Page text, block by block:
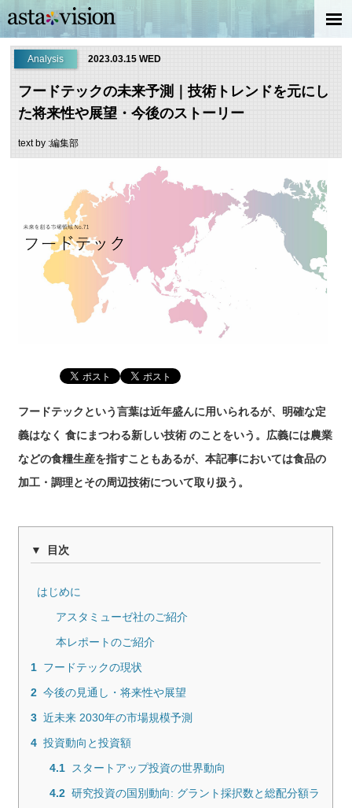
Analysis 2023.03.15 WED
フードテックの未来予測｜技術トレンドを元にし
た将来性や展望・今後のストーリー
text by :編集部
フードテックという言葉は近年盛んに用いられるが、明確な定
義はなく食にまつわる新しい技術 のことをいう。広義には農業
などの食糧生産を指すこともあるが、本記事においては食品の
加工・調理とその周辺技術について取り扱う。
目次
はじめに
アスタミューゼ社のご紹介
本レポートのご紹介
1 フードテックの現状
2 今後の見通し・将来性や展望
3 近未来 2030年の市場規模予測
4 投資動向と投資額
4.1
スタートアップ投資の世界動向
4.2 研究投資の国別動向: グラント採択数と総配分額ラ